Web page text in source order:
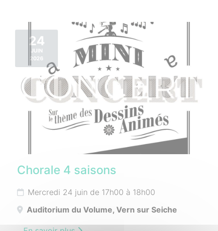
24
JUIN
2026
Chorale 4 saisons
Mercredi 24 juin de 17h00 à 18h00
Auditorium du Volume, Vern sur Seiche